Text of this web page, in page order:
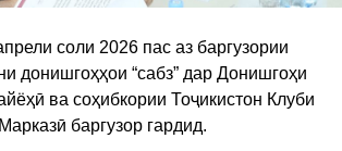
соли 2026 пас аз баргузории
донишгоҳҳои “сабз” дар Донишгоҳи
ва соҳибкории Тоҷикистон Клуби
баргузор гардид.